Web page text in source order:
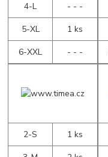
4-L
- - -
5-XL
1 ks
6-XXL
- - -
2-S
1 ks